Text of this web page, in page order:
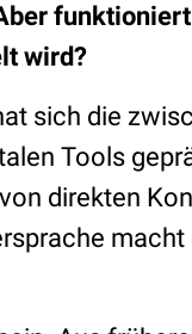
wird?
sich die
Tools
direkten